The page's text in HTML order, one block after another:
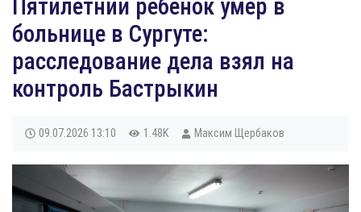
Пятилетний ребенок умер в
больнице в Сургуте:
расследование дела взял на
контроль Бастрыкин
09.07.2026 13:10 1.48K Максим Щербаков